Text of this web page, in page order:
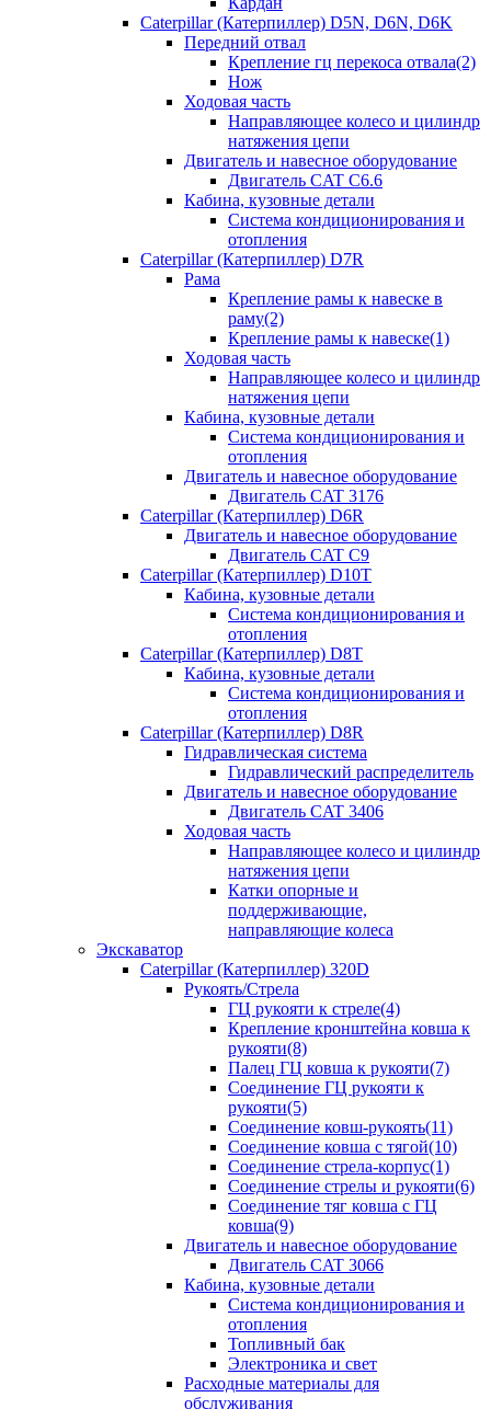
Caterpillar (Катерпиллер) D5N, D6N, D6K
Передний отвал
Крепление гц перекоса отвала(2)
Нож
Ходовая часть
Направляющее колесо и цилиндр
натяжения цепи
Двигатель и навесное оборудование
Двигатель CAT C6.6
Кабина, кузовные детали
Система кондиционирования и
отопления
Caterpillar (Катерпиллер) D7R
Рама
Крепление рамы к навеске в
раму(2)
Крепление рамы к навеске(1)
Ходовая часть
Направляющее колесо и цилиндр
натяжения цепи
Кабина, кузовные детали
Система кондиционирования и
отопления
Двигатель и навесное оборудование
Двигатель CAT 3176
Caterpillar (Катерпиллер) D6R
Двигатель и навесное оборудование
Двигатель CAT C9
Caterpillar (Катерпиллер) D10T
Кабина, кузовные детали
Система кондиционирования и
отопления
Caterpillar (Катерпиллер) D8T
Кабина, кузовные детали
Система кондиционирования и
отопления
Caterpillar (Катерпиллер) D8R
Гидравлическая система
Гидравлический распределитель
Двигатель и навесное оборудование
Двигатель CAT 3406
Ходовая часть
Направляющее колесо и цилиндр
натяжения цепи
Катки опорные и
поддерживающие,
направляющие колеса
Экскаватор
Caterpillar (Катерпиллер) 320D
Рукоять/Стрела
ГЦ рукояти к стреле(4)
Крепление кронштейна ковша к
рукояти(8)
Палец ГЦ ковша к рукояти(7)
Соединение ГЦ рукояти к
рукояти(5)
Соединение ковш-рукоять(11)
Соединение ковша с тягой(10)
Соединение стрела-корпус(1)
Соединение стрелы и рукояти(6)
Соединение тяг ковша с ГЦ
ковша(9)
Двигатель и навесное оборудование
Двигатель CAT 3066
Кабина, кузовные детали
Система кондиционирования и
отопления
Топливный бак
Электроника и свет
Расходные материалы для
обслуживания